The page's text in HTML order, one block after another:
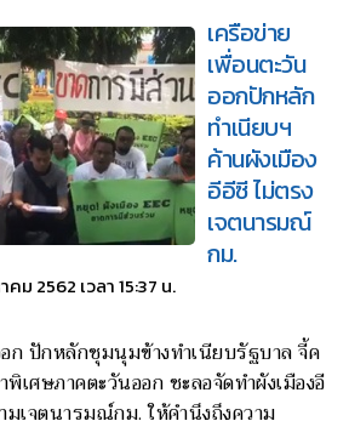
เครือข่าย
เพื่อนตะวัน
ออกปักหลัก
ทำเนียบฯ
ค้านผังเมือง
อีอีซี ไม่ตรง
เจตนารมณ์
กม.
ม 2562 เวลา 15:37 น.
ก ปักหลักชุมนุมข้างทำเนียบรัฐบาล จี้ค
เศษภาคตะวันออก ชะลอจัดทำผังเมืองอี
เจตนารมณ์กม. ให้คำนึงถึงความ